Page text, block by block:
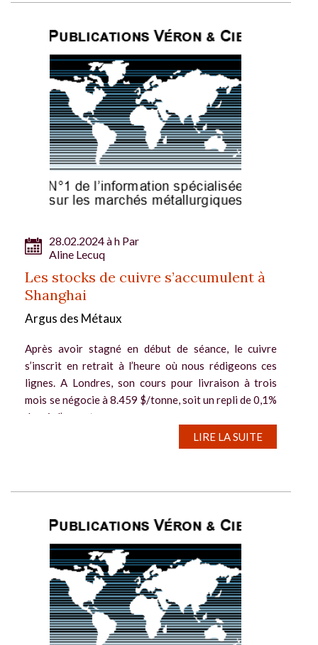
28.02.2024 à h Par
Aline Lecuq
Les stocks de cuivre s’accumulent à
Shanghai
Argus des Métaux
Après avoir stagné en début de séance, le cuivre
s’inscrit en retrait à l’heure où nous rédigeons ces
lignes. A Londres, son cours pour livraison à trois
mois se négocie à 8.459 $/tonne, soit un repli de 0,1%
depuis l’ouverture....